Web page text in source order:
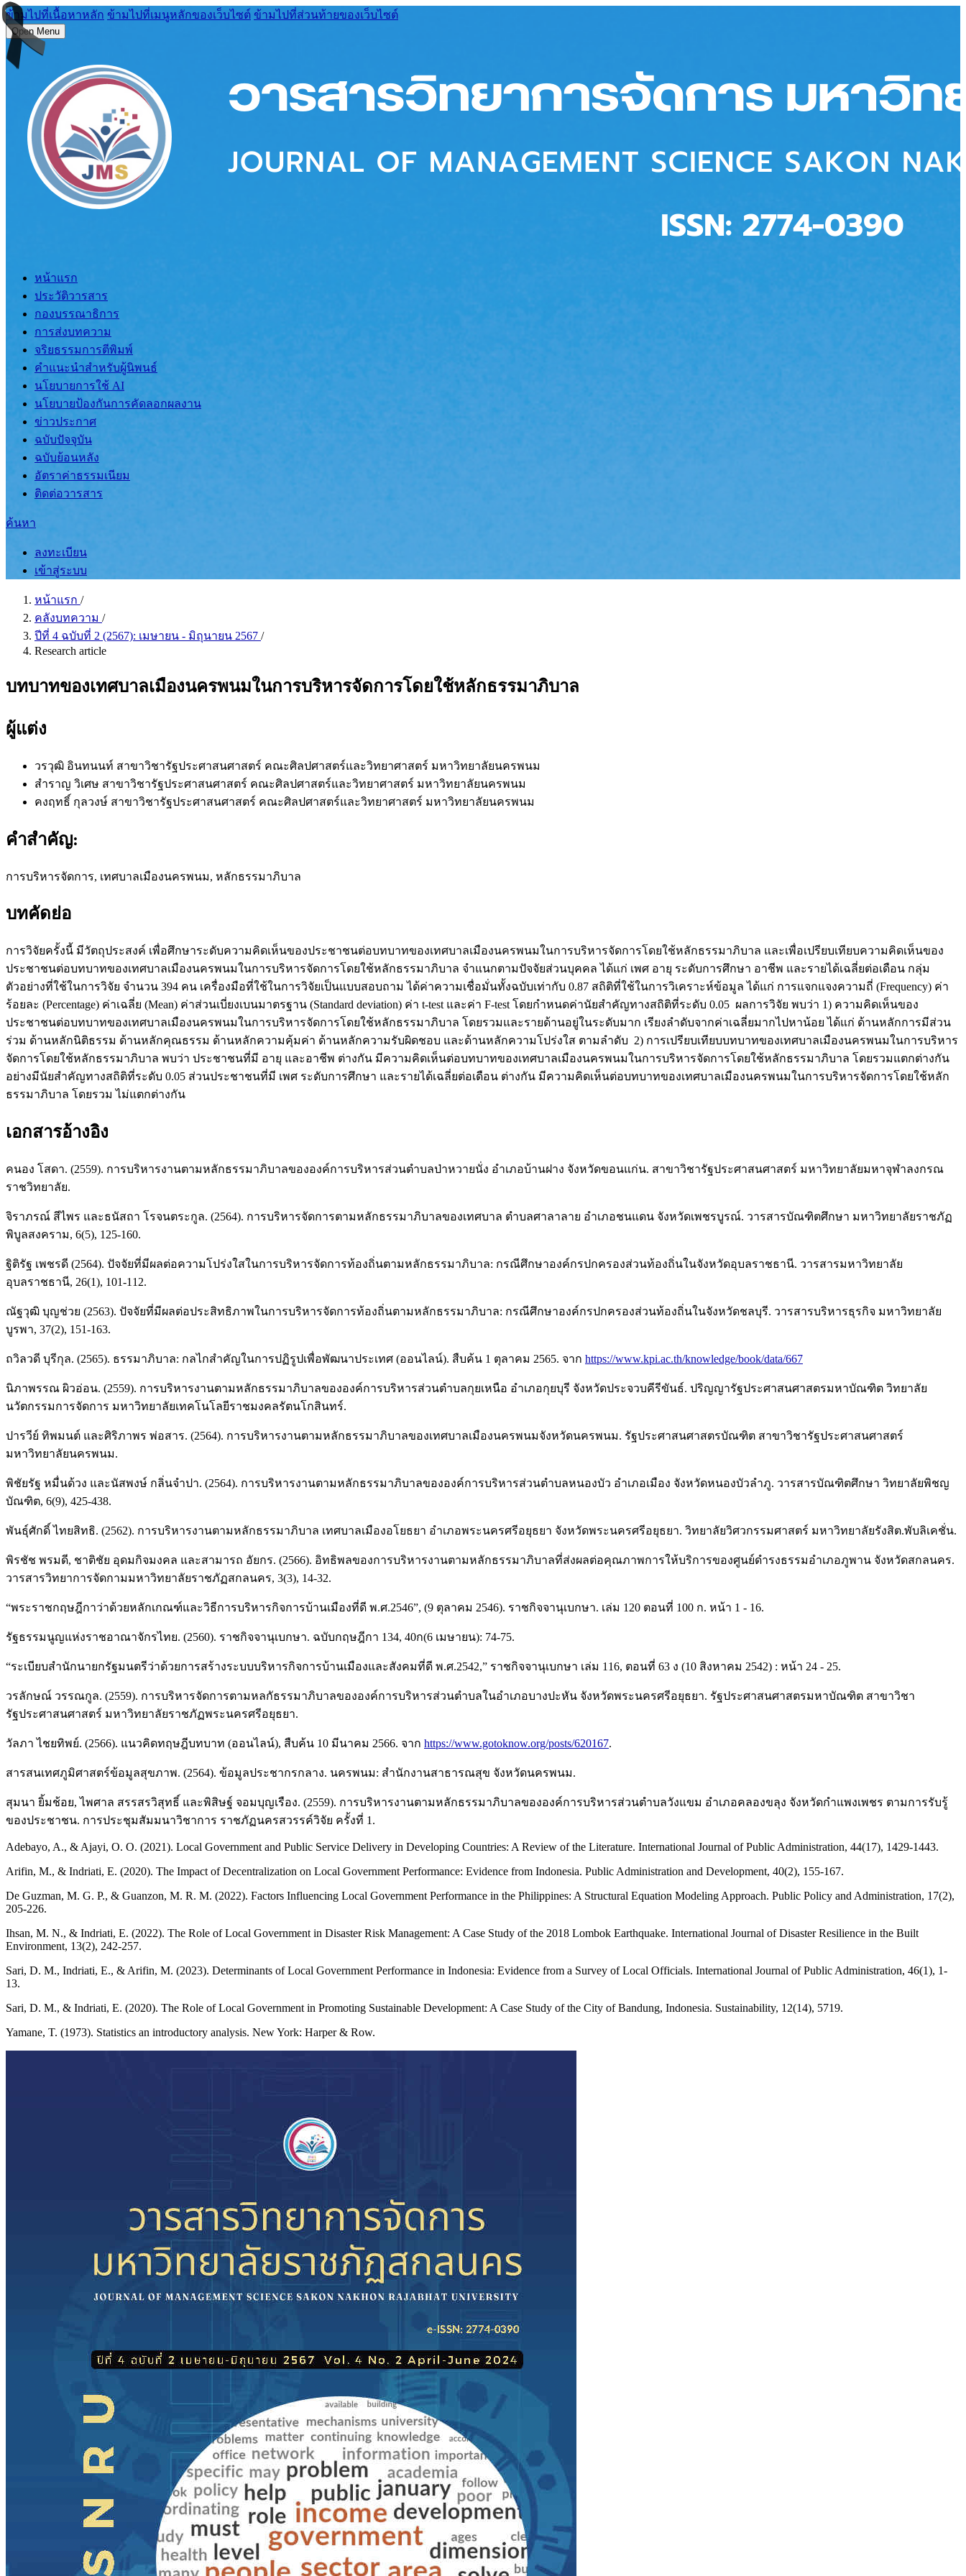
ข้ามไปที่เนื้อหาหลัก ข้ามไปที่เมนูหลักของเว็บไซต์ ข้ามไปที่ส่วนท้ายของเว็บไซต์
Open Menu
หน้าแรก
ประวัติวารสาร
กองบรรณาธิการ
การส่งบทความ
จริยธรรมการตีพิมพ์
คำแนะนำสำหรับผู้นิพนธ์
นโยบายการใช้ AI
นโยบายป้องกันการคัดลอกผลงาน
ข่าวประกาศ
ฉบับปัจจุบัน
ฉบับย้อนหลัง
อัตราค่าธรรมเนียม
ติดต่อวารสาร
ค้นหา
ลงทะเบียน
เข้าสู่ระบบ
หน้าแรก /
คลังบทความ /
ปีที่ 4 ฉบับที่ 2 (2567): เมษายน - มิถุนายน 2567 /
Research article
บทบาทของเทศบาลเมืองนครพนมในการบริหารจัดการโดยใช้หลักธรรมาภิบาล
ผู้แต่ง
วรวุฒิ อินทนนท์ สาขาวิชารัฐประศาสนศาสตร์ คณะศิลปศาสตร์และวิทยาศาสตร์ มหาวิทยาลัยนครพนม
สำราญ วิเศษ สาขาวิชารัฐประศาสนศาสตร์ คณะศิลปศาสตร์และวิทยาศาสตร์ มหาวิทยาลัยนครพนม
คงฤทธิ์ กุลวงษ์ สาขาวิชารัฐประศาสนศาสตร์ คณะศิลปศาสตร์และวิทยาศาสตร์ มหาวิทยาลัยนครพนม
คำสำคัญ:
การบริหารจัดการ, เทศบาลเมืองนครพนม, หลักธรรมาภิบาล
บทคัดย่อ
การวิจัยครั้งนี้ มีวัตถุประสงค์ เพื่อศึกษาระดับความคิดเห็นของประชาชนต่อบทบาทของเทศบาลเมืองนครพนมในการบริหารจัดการโดยใช้หลักธรรมาภิบาล และเพื่อเปรียบเทียบความคิดเห็นของ
ประชาชนต่อบทบาทของเทศบาลเมืองนครพนมในการบริหารจัดการโดยใช้หลักธรรมาภิบาล จำแนกตามปัจจัยส่วนบุคคล ได้แก่ เพศ อายุ ระดับการศึกษา อาชีพ และรายได้เฉลี่ยต่อเดือน กลุ่ม
ตัวอย่างที่ใช้ในการวิจัย จำนวน 394 คน เครื่องมือที่ใช้ในการวิจัยเป็นแบบสอบถาม ได้ค่าความเชื่อมั่นทั้งฉบับเท่ากับ 0.87 สถิติที่ใช้ในการวิเคราะห์ข้อมูล ได้แก่ การแจกแจงความถี่ (Frequency) ค่า
ร้อยละ (Percentage) ค่าเฉลี่ย (Mean) ค่าส่วนเบี่ยงเบนมาตรฐาน (Standard deviation) ค่า t-test และค่า F-test โดยกำหนดค่านัยสำคัญทางสถิติที่ระดับ 0.05 ผลการวิจัย พบว่า 1) ความคิดเห็นของ
ประชาชนต่อบทบาทของเทศบาลเมืองนครพนมในการบริหารจัดการโดยใช้หลักธรรมาภิบาล โดยรวมและรายด้านอยู่ในระดับมาก เรียงลำดับจากค่าเฉลี่ยมากไปหาน้อย ได้แก่ ด้านหลักการมีส่วน
ร่วม ด้านหลักนิติธรรม ด้านหลักคุณธรรม ด้านหลักความคุ้มค่า ด้านหลักความรับผิดชอบ และด้านหลักความโปร่งใส ตามลำดับ 2) การเปรียบเทียบบทบาทของเทศบาลเมืองนครพนมในการบริหาร
จัดการโดยใช้หลักธรรมาภิบาล พบว่า ประชาชนที่มี อายุ และอาชีพ ต่างกัน มีความคิดเห็นต่อบทบาทของเทศบาลเมืองนครพนมในการบริหารจัดการโดยใช้หลักธรรมาภิบาล โดยรวมแตกต่างกัน
อย่างมีนัยสำคัญทางสถิติที่ระดับ 0.05 ส่วนประชาชนที่มี เพศ ระดับการศึกษา และรายได้เฉลี่ยต่อเดือน ต่างกัน มีความคิดเห็นต่อบทบาทของเทศบาลเมืองนครพนมในการบริหารจัดการโดยใช้หลัก
ธรรมาภิบาล โดยรวม ไม่แตกต่างกัน
เอกสารอ้างอิง
คนอง โสดา. (2559). การบริหารงานตามหลักธรรมาภิบาลขององค์การบริหารส่วนตำบลป่าหวายนั่ง อำเภอบ้านฝาง จังหวัดขอนแก่น. สาขาวิชารัฐประศาสนศาสตร์ มหาวิทยาลัยมหาจุฬาลงกรณ
ราชวิทยาลัย.
จิราภรณ์ สีไพร และธนัสถา โรจนตระกูล. (2564). การบริหารจัดการตามหลักธรรมาภิบาลของเทศบาล ตำบลศาลาลาย อำเภอชนแดน จังหวัดเพชรบูรณ์. วารสารบัณฑิตศึกษา มหาวิทยาลัยราชภัฏ
พิบูลสงคราม, 6(5), 125-160.
ฐิติรัฐ เพชรดี (2564). ปัจจัยที่มีผลต่อความโปร่งใสในการบริหารจัดการท้องถิ่นตามหลักธรรมาภิบาล: กรณีศึกษาองค์กรปกครองส่วนท้องถิ่นในจังหวัดอุบลราชธานี. วารสารมหาวิทยาลัย
อุบลราชธานี, 26(1), 101-112.
ณัฐวุฒิ บุญช่วย (2563). ปัจจัยที่มีผลต่อประสิทธิภาพในการบริหารจัดการท้องถิ่นตามหลักธรรมาภิบาล: กรณีศึกษาองค์กรปกครองส่วนท้องถิ่นในจังหวัดชลบุรี. วารสารบริหารธุรกิจ มหาวิทยาลัย
บูรพา, 37(2), 151-163.
ถวิลวดี บุรีกุล. (2565). ธรรมาภิบาล: กลไกสำคัญในการปฏิรูปเพื่อพัฒนาประเทศ (ออนไลน์). สืบค้น 1 ตุลาคม 2565. จาก https://www.kpi.ac.th/knowledge/book/data/667
นิภาพรรณ ผิวอ่อน. (2559). การบริหารงานตามหลักธรรมาภิบาลขององค์การบริหารส่วนตำบลกุยเหนือ อำเภอกุยบุรี จังหวัดประจวบคีรีขันธ์. ปริญญารัฐประศาสนศาสตรมหาบัณฑิต วิทยาลัย
นวัตกรรมการจัดการ มหาวิทยาลัยเทคโนโลยีราชมงคลรัตนโกสินทร์.
ปารวีย์ ทิพมนต์ และศิริภาพร พ่อสาร. (2564). การบริหารงานตามหลักธรรมาภิบาลของเทศบาลเมืองนครพนมจังหวัดนครพนม. รัฐประศาสนศาสตรบัณฑิต สาขาวิชารัฐประศาสนศาสตร์
มหาวิทยาลัยนครพนม.
พิชัยรัฐ หมื่นด้วง และนัสพงษ์ กลิ่นจําปา. (2564). การบริหารงานตามหลักธรรมาภิบาลขององค์การบริหารส่วนตำบลหนองบัว อำเภอเมือง จังหวัดหนองบัวลำภู. วารสารบัณฑิตศึกษา วิทยาลัยพิชญ
บัณฑิต, 6(9), 425-438.
พันธุ์ศักดิ์ ไทยสิทธิ. (2562). การบริหารงานตามหลักธรรมาภิบาล เทศบาลเมืองอโยธยา อำเภอพระนครศรีอยุธยา จังหวัดพระนครศรีอยุธยา. วิทยาลัยวิศวกรรมศาสตร์ มหาวิทยาลัยรังสิต.พับลิเคชั่น.
พิรชัช พรมดี, ชาติชัย อุดมกิจมงคล และสามารถ อัยกร. (2566). อิทธิพลของการบริหารงานตามหลักธรรมาภิบาลที่ส่งผลต่อคุณภาพการให้บริการของศูนย์ดํารงธรรมอําเภอภูพาน จังหวัดสกลนคร.
วารสารวิทยาการจัดกามมหาวิทยาลัยราชภัฏสกลนคร, 3(3), 14-32.
“พระราชกฤษฎีกาว่าด้วยหลักเกณฑ์และวิธีการบริหารกิจการบ้านเมืองที่ดี พ.ศ.2546”, (9 ตุลาคม 2546). ราชกิจจานุเบกษา. เล่ม 120 ตอนที่ 100 ก. หน้า 1 - 16.
รัฐธรรมนูญแห่งราชอาณาจักรไทย. (2560). ราชกิจจานุเบกษา. ฉบับกฤษฎีกา 134, 40ก(6 เมษายน): 74-75.
“ระเบียบสำนักนายกรัฐมนตรีว่าด้วยการสร้างระบบบริหารกิจการบ้านเมืองและสังคมที่ดี พ.ศ.2542,” ราชกิจจานุเบกษา เล่ม 116, ตอนที่ 63 ง (10 สิงหาคม 2542) : หน้า 24 - 25.
วรลักษณ์ วรรณกูล. (2559). การบริหารจัดการตามหลกัธรรมาภิบาลขององค์การบริหารส่วนตำบลในอำเภอบางปะหัน จังหวัดพระนครศรีอยุธยา. รัฐประศาสนศาสตรมหาบัณฑิต สาขาวิชา
รัฐประศาสนศาสตร์ มหาวิทยาลัยราชภัฏพระนครศรีอยุธยา.
วัลภา ไชยทิพย์. (2566). แนวคิดทฤษฎีบทบาท (ออนไลน์), สืบค้น 10 มีนาคม 2566. จาก https://www.gotoknow.org/posts/620167.
สารสนเทศภูมิศาสตร์ข้อมูลสุขภาพ. (2564). ข้อมูลประชากรกลาง. นครพนม: สำนักงานสาธารณสุข จังหวัดนครพนม.
สุมนา ยิ้มช้อย, ไพศาล สรรสรวิสุทธิ์ และพิสิษฐ์ จอมบุญเรือง. (2559). การบริหารงานตามหลักธรรมาภิบาลขององค์การบริหารส่วนตำบลวังแขม อำเภอคลองขลุง จังหวัดกำแพงเพชร ตามการรับรู้
ของประชาชน. การประชุมสัมมนาวิชาการ ราชภัฏนครสวรรค์วิจัย ครั้งที่ 1.
Adebayo, A., & Ajayi, O. O. (2021). Local Government and Public Service Delivery in Developing Countries: A Review of the Literature. International Journal of Public Administration, 44(17), 1429-1443.
Arifin, M., & Indriati, E. (2020). The Impact of Decentralization on Local Government Performance: Evidence from Indonesia. Public Administration and Development, 40(2), 155-167.
De Guzman, M. G. P., & Guanzon, M. R. M. (2022). Factors Influencing Local Government Performance in the Philippines: A Structural Equation Modeling Approach. Public Policy and Administration, 17(2),
205-226.
Ihsan, M. N., & Indriati, E. (2022). The Role of Local Government in Disaster Risk Management: A Case Study of the 2018 Lombok Earthquake. International Journal of Disaster Resilience in the Built
Environment, 13(2), 242-257.
Sari, D. M., Indriati, E., & Arifin, M. (2023). Determinants of Local Government Performance in Indonesia: Evidence from a Survey of Local Officials. International Journal of Public Administration, 46(1), 1-
13.
Sari, D. M., & Indriati, E. (2020). The Role of Local Government in Promoting Sustainable Development: A Case Study of the City of Bandung, Indonesia. Sustainability, 12(14), 5719.
Yamane, T. (1973). Statistics an introductory analysis. New York: Harper & Row.